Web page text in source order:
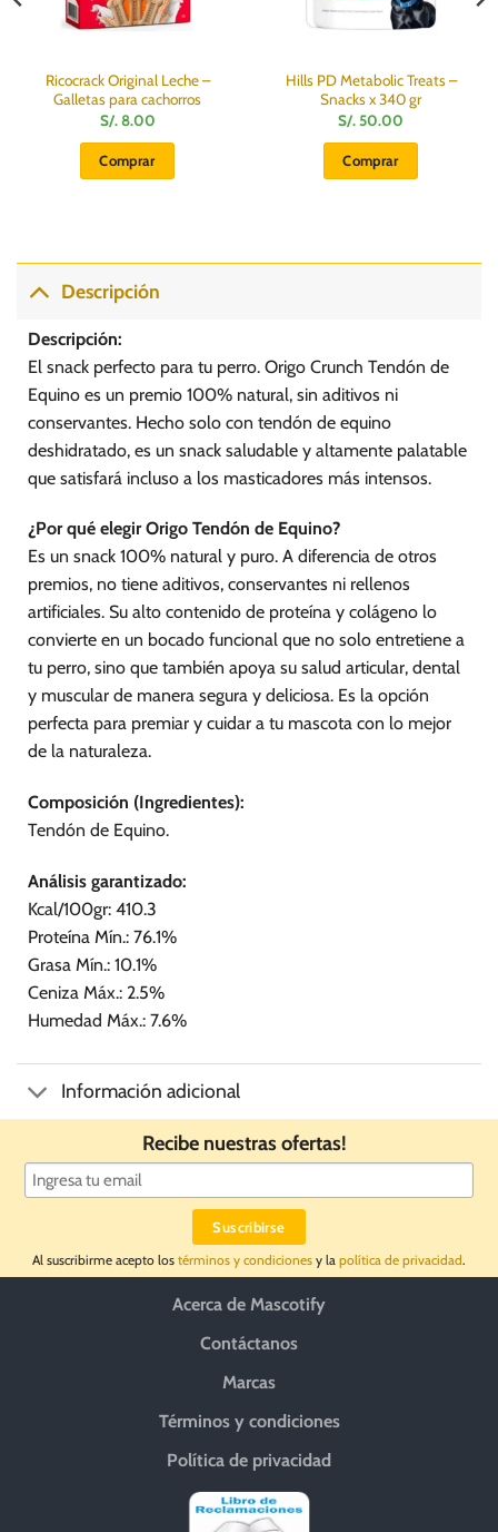
Ricocrack Original Leche –
Galletas para cachorros
S/.8.00
Comprar
Hills PD Metabolic Treats –
Snacks x 340 gr
S/. 50.00
Comprar
Descripción
Descripción:
El snack perfecto para tu perro. Origo Crunch Tendón de
Equino es un premio 100% natural, sin aditivos ni
conservantes. Hecho solo con tendón de equino
deshidratado, es un snack saludable y altamente palatable
que satisfará incluso a los masticadores más intensos.
¿Por qué elegir Origo Tendón de Equino?
Es un snack 100% natural y puro. A diferencia de otros
premios, no tiene aditivos, conservantes ni rellenos
artificiales. Su alto contenido de proteína y colágeno lo
convierte en un bocado funcional que no solo entretiene a
tu perro, sino que también apoya su salud articular, dental
y muscular de manera segura y deliciosa. Es la opción
perfecta para premiar y cuidar a tu mascota con lo mejor
de la naturaleza.
Composición (Ingredientes):
Tendón de Equino.
Análisis garantizado:
Kcal/100gr: 410.3
Proteína Mín.: 76.1%
Grasa Mín.: 10.1%
Ceniza Máx.: 2.5%
Humedad Máx.: 7.6%
Información adicional
Recibe nuestras ofertas!
Al suscribirme acepto los términos y condiciones y la política de privacidad.
Acerca de Mascotify
Contáctanos
Marcas
Términos y condiciones
Política de privacidad